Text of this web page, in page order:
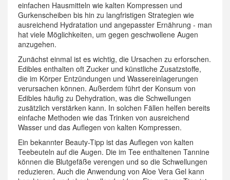
einfachen Hausmitteln wie kalten Kompressen und
Gurkenscheiben bis hin zu langfristigen Strategien wie
ausreichend Hydratation und angepasster Ernährung - man
hat viele Möglichkeiten, um gegen geschwollene Augen
anzugehen.
Zunächst einmal ist es wichtig, die Ursachen zu erforschen.
Edibles enthalten oft Zucker und künstliche Zusatzstoffe,
die im Körper Entzündungen und Wassereinlagerungen
verursachen können. Außerdem führt der Konsum von
Edibles häufig zu Dehydration, was die Schwellungen
zusätzlich verstärken kann. In solchen Fällen helfen bereits
einfache Methoden wie das Trinken von ausreichend
Wasser und das Auflegen von kalten Kompressen.
Ein bekannter Beauty-Tipp ist das Auflegen von kalten
Teebeuteln auf die Augen. Die im Tee enthaltenen Tannine
können die Blutgefäße verengen und so die Schwellungen
reduzieren. Auch die Anwendung von Aloe Vera Gel kann